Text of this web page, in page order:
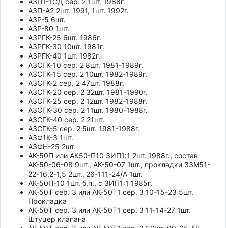
АЗП-А2 2шт. 1991, 1шт. 1992г.
АЗР-5 6шт.
АЗР-80 1шт.
АЗРГК-25 6шт. 1986г.
АЗРГК-30 10шт. 1981г.
АЗРГК-40 1шт. 1982г.
АЗСГК-10 сер. 2 8шт. 1981-1989г.
АЗСГК-15 сер. 2 10шт. 1982-1989г.
АЗСГК-2 сер. 2 47шт. 1988г.
АЗСГК-20 сер. 2 32шт. 1981-1990г.
АЗСГК-25 сер. 2 12шт. 1982-1988г.
АЗСГК-30 сер. 2 11шт. 1980-1988г.
АЗСГК-40 сер. 2 21шт.
АЗСГК-5 сер. 2 5шт. 1981-1988г.
АЗФ1К-3 1шт.
АЗФН-25 2шт.
АК-50П или АК50-П10 ЗИП1:1 2шт. 1988г., состав
АК-50-06-08 9шт., АК-50-07 1шт., прокладки 33М51-
22-16,2-1,5 2шт., 26-111-24/А 1шт.
АК-50П-10 1шт. б.п., с ЗИП1:1 1985г.
АК-50Т сер. 3 или АК-50Т1 сер. 3 10-15-23 5шт.
Прокладка
АК-50Т сер. 3 или АК-50Т1 сер. 3 11-14-27 1шт.
Штуцер клапана